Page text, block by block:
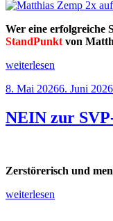
Wer eine erfolgreiche
StandPunkt von
„NEIN
reaktionären
Initiative
am
weiterlesen
Veröffentlicht
8. Mai 20266. Juni 2026
NEIN zur
Zerstörerisch und
„NEIN
weiterlesen